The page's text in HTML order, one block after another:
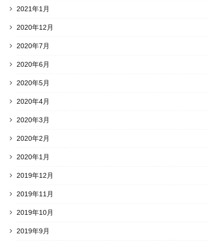
2021年1月
2020年12月
2020年7月
2020年6月
2020年5月
2020年4月
2020年3月
2020年2月
2020年1月
2019年12月
2019年11月
2019年10月
2019年9月